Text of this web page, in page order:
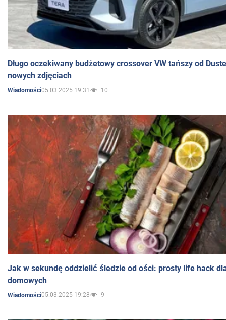
Długo oczekiwany budżetowy crossover VW tańszy od
nowych zdjęciach
Wiadomości05.03.2025 19:31 10
Jak w sekundę oddzielić śledzie od ości: prosty life hack
domowych
Wiadomości05.03.2025 19:28 9